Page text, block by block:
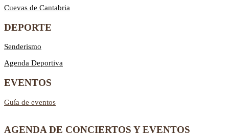
Cuevas de Cantabria
DEPORTE
Senderismo
Agenda Deportiva
EVENTOS
Guía de eventos
AGENDA DE CONCIERTOS Y EVENTOS